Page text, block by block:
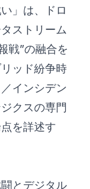
」は、ドロ
ストリーム
戦”の融合を
ッド紛争時
インシデン
クスの専門
を詳述す
とデジタル